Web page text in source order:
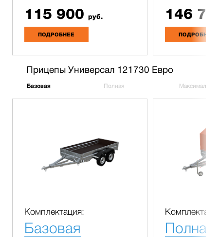
115 900 руб.
ПОДРОБНЕЕ
146
ПОДРОБНЕЕ
Прицепы Универсал 121730 Евро
Базовая Полная Максимальная
Комплектация:
Базовая Полная